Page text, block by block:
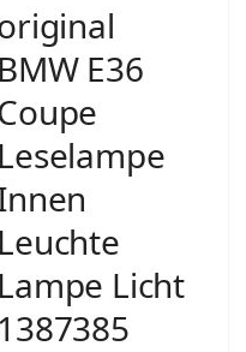
BMW E36
Leselampe
Leuchte
Lampe Licht
1387385